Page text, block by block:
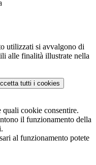
utilizzati si avvalgono di
alle finalità illustrate nella
tutti i cookies
quali cookie consentire.
il funzionamento della
al funzionamento potete